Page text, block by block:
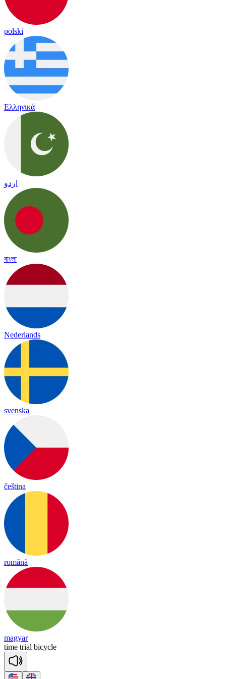
polski
Ελληνικά
اردو
বাংলা
Nederlands
svenska
čeština
română
magyar
time trial bicycle